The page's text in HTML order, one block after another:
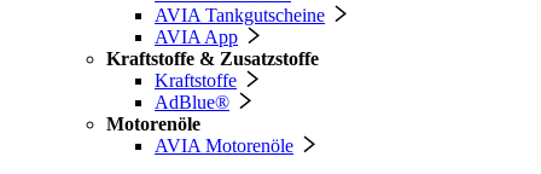
AVIA Tankgutscheine
AVIA App
Kraftstoffe & Zusatzstoffe
Kraftstoffe
AdBlue®
Motorenöle
AVIA Motorenöle